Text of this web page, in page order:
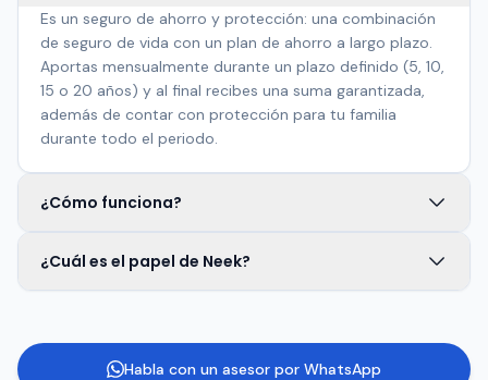
Es un seguro de ahorro y protección: una combinación
de seguro de vida con un plan de ahorro a largo plazo.
Aportas mensualmente durante un plazo definido (5, 10,
15 o 20 años) y al final recibes una suma garantizada,
además de contar con protección para tu familia
durante todo el periodo.
¿Cómo funciona?
¿Cuál es el papel de Neek?
Habla con un asesor por WhatsApp